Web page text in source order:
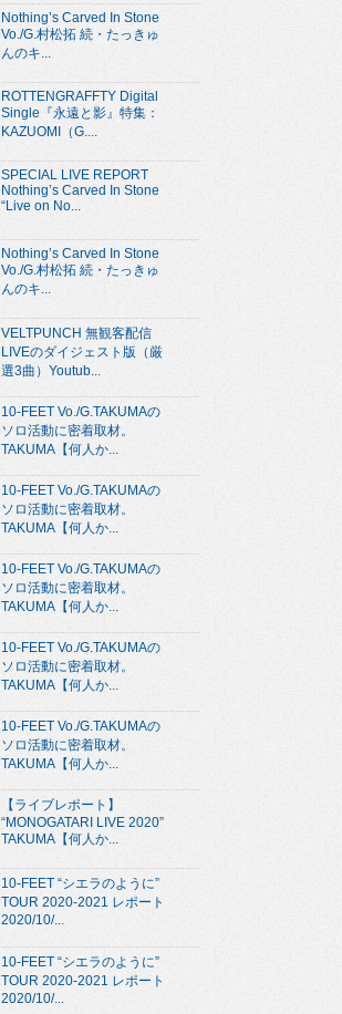
Nothing’s Carved In Stone
Vo./G.村松拓 続・たっきゅ
んのキ...
ROTTENGRAFFTY Digital
Single『永遠と影』特集：
KAZUOMI（G....
SPECIAL LIVE REPORT
Nothing’s Carved In Stone
“Live on No...
Nothing’s Carved In Stone
Vo./G.村松拓 続・たっきゅ
んのキ...
VELTPUNCH 無観客配信
LIVEのダイジェスト版（厳
選3曲）Youtub...
10-FEET Vo./G.TAKUMAの
ソロ活動に密着取材。
TAKUMA【何人か...
10-FEET Vo./G.TAKUMAの
ソロ活動に密着取材。
TAKUMA【何人か...
10-FEET Vo./G.TAKUMAの
ソロ活動に密着取材。
TAKUMA【何人か...
10-FEET Vo./G.TAKUMAの
ソロ活動に密着取材。
TAKUMA【何人か...
10-FEET Vo./G.TAKUMAの
ソロ活動に密着取材。
TAKUMA【何人か...
【ライブレポート】
“MONOGATARI LIVE 2020”
TAKUMA【何人か...
10-FEET “シエラのように”
TOUR 2020-2021 レポート
2020/10/...
10-FEET “シエラのように”
TOUR 2020-2021 レポート
2020/10/...